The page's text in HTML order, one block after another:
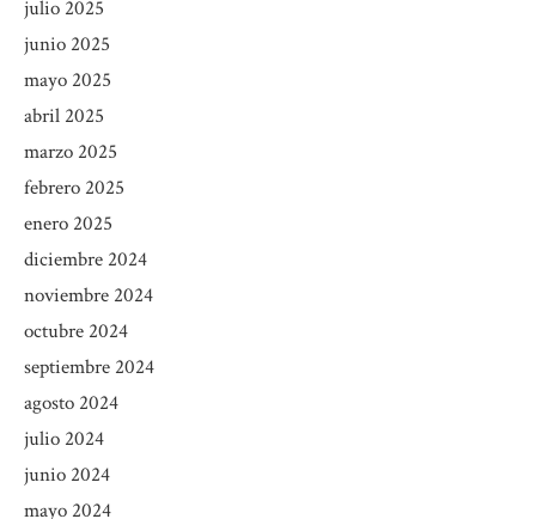
julio 2025
junio 2025
mayo 2025
abril 2025
marzo 2025
febrero 2025
enero 2025
diciembre 2024
noviembre 2024
octubre 2024
septiembre 2024
agosto 2024
julio 2024
junio 2024
mayo 2024